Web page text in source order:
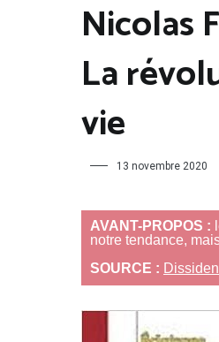
Nicolas
La
vie
13 novembre 2020
AVANT-PROPOS :
notre tendance,
SOURCE :